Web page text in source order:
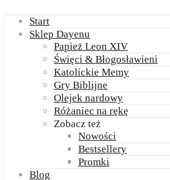
Start
Sklep Dayenu
Papież Leon XIV
Święci & Błogosławieni
Katolickie Memy
Gry Biblijne
Olejek nardowy
Różaniec na rękę
Zobacz też
Nowości
Bestsellery
Promki
Blog